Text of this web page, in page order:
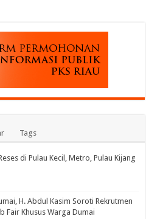
Tags
di Pulau Kecil, Metro, Pulau Kijang
H. Abdul Kasim Soroti Rekrutmen
Fair Khusus Warga Dumai